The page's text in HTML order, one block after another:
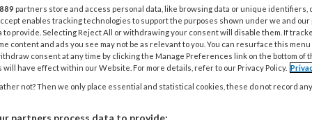
Opslaan Reacties 0 Delen
in gesprek over
4
889 partners store and access personal data, like browsing data or unique identifiers,
enables tracking technologies to support the purposes shown under we and
to provide. Selecting Reject All or withdrawing your consent will disable them. If
content and ads you see may not be as relevant to you. You can resurface this
consent at any time by clicking the Manage Preferences link on the bottom of
will have effect within our Website. For more details, refer to our Privacy Policy.
not? Then we only place essential and statistical cookies, these do not record
partners process data to provide: